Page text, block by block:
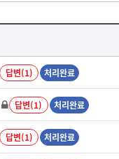
답변(1) 처리완료
답변(1) 처리완료
답변(1) 처리완료